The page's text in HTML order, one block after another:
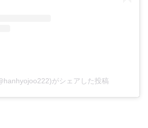
がシェアした投稿